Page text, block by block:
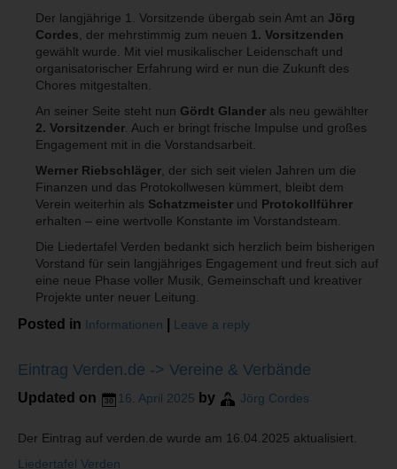
Der langjährige 1. Vorsitzende übergab sein Amt an Jörg
Cordes , der mehrstimmig zum neuen 1. Vorsitzenden
gewählt wurde. Mit viel musikalischer Leidenschaft und
organisatorischer Erfahrung wird er nun die Zukunft des
Chores mitgestalten.
An seiner Seite steht nun Gördt Glander als neu gewählter
2. Vorsitzender . Auch er bringt frische Impulse und großes
Engagement mit in die Vorstandsarbeit.
Werner Riebschläger , der sich seit vielen Jahren um die
Finanzen und das Protokollwesen kümmert, bleibt dem
Verein weiterhin als Schatzmeister und Protokollführer
erhalten – eine wertvolle Konstante im Vorstandsteam.
Die Liedertafel Verden bedankt sich herzlich beim bisherigen
Vorstand für sein langjähriges Engagement und freut sich auf
eine neue Phase voller Musik, Gemeinschaft und kreativer
Projekte unter neuer Leitung.
Posted in Informationen Leave a reply
Eintrag Verden.de -> Vereine & Verbände
Updated on 16. April 2025 by Jörg Cordes
Der Eintrag auf verden.de wurde am 16.04.2025 aktualisiert.
Liedertafel Verden